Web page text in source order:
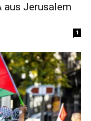
aus Jerusalem
1